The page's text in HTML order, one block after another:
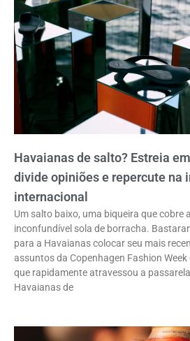
Havaianas de salto? Estreia
divide opiniões e repercute na
internacional
Um salto baixo, uma biqueira que cobre
inconfundível sola de borracha.
para a Havaianas colocar seu mais
assuntos da Copenhagen Fashion
que rapidamente atravessou a
Havaianas de